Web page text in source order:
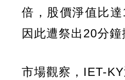
倍，股價淨值比
因此遭祭出20分鐘
市場觀察，IET-